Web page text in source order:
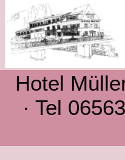
Hotel
· Tel